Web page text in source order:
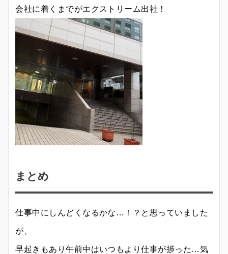
会社に着くまでがエクストリーム出社！
まとめ
仕事中にしんどくなるかな…！？と思っていました
が、
早起きもあり午前中はいつもより仕事が捗った…気